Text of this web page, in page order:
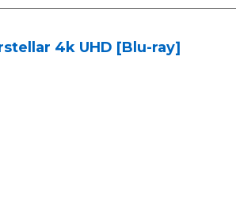
4k UHD [Blu-ray]